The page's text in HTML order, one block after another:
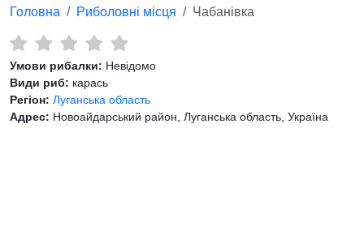
Головна Риболовні місця Чабанівка
Умови рибалки: Невідомо
Види риб: карась
Регіон: Луганська область
Адрес: Новоайдарський район, Луганська область, Україна